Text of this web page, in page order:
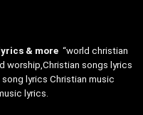
& more “world christian
worship,Christian songs lyrics
song lyrics Christian music
lyrics.